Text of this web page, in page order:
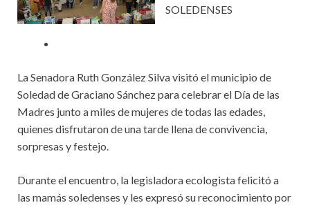
SOLEDENSES
La Senadora Ruth González Silva visitó el municipio de
Soledad de Graciano Sánchez para celebrar el Día de las
Madres junto a miles de mujeres de todas las edades,
quienes disfrutaron de una tarde llena de convivencia,
sorpresas y festejo.
Durante el encuentro, la legisladora ecologista felicitó a
las mamás soledenses y les expresó su reconocimiento por